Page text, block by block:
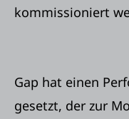
kommissioniert
Gap hat einen
gesetzt, der zur